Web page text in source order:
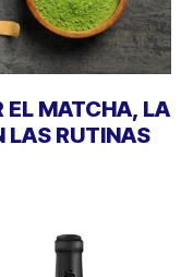
EL MATCHA, LA
LAS RUTINAS